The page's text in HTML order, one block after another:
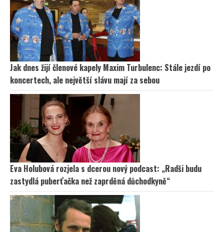
Jak dnes žijí členové kapely Maxim Turbulenc: Stále jezdí po
koncertech, ale největší slávu mají za sebou
Eva Holubová rozjela s dcerou nový podcast: „Radši budu
zastydlá puberťačka než zaprděná důchodkyně“